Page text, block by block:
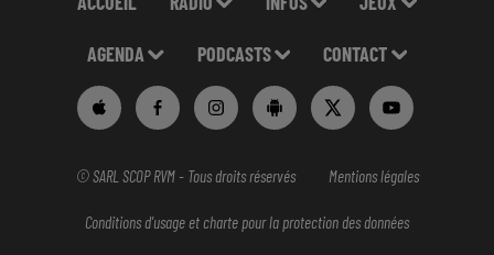
AGENDA PODCASTS CONTACT
© SARL SCOP RVM - Tous droits réservés Mentions légales
Conditions d'usage et charte pour la protection des données